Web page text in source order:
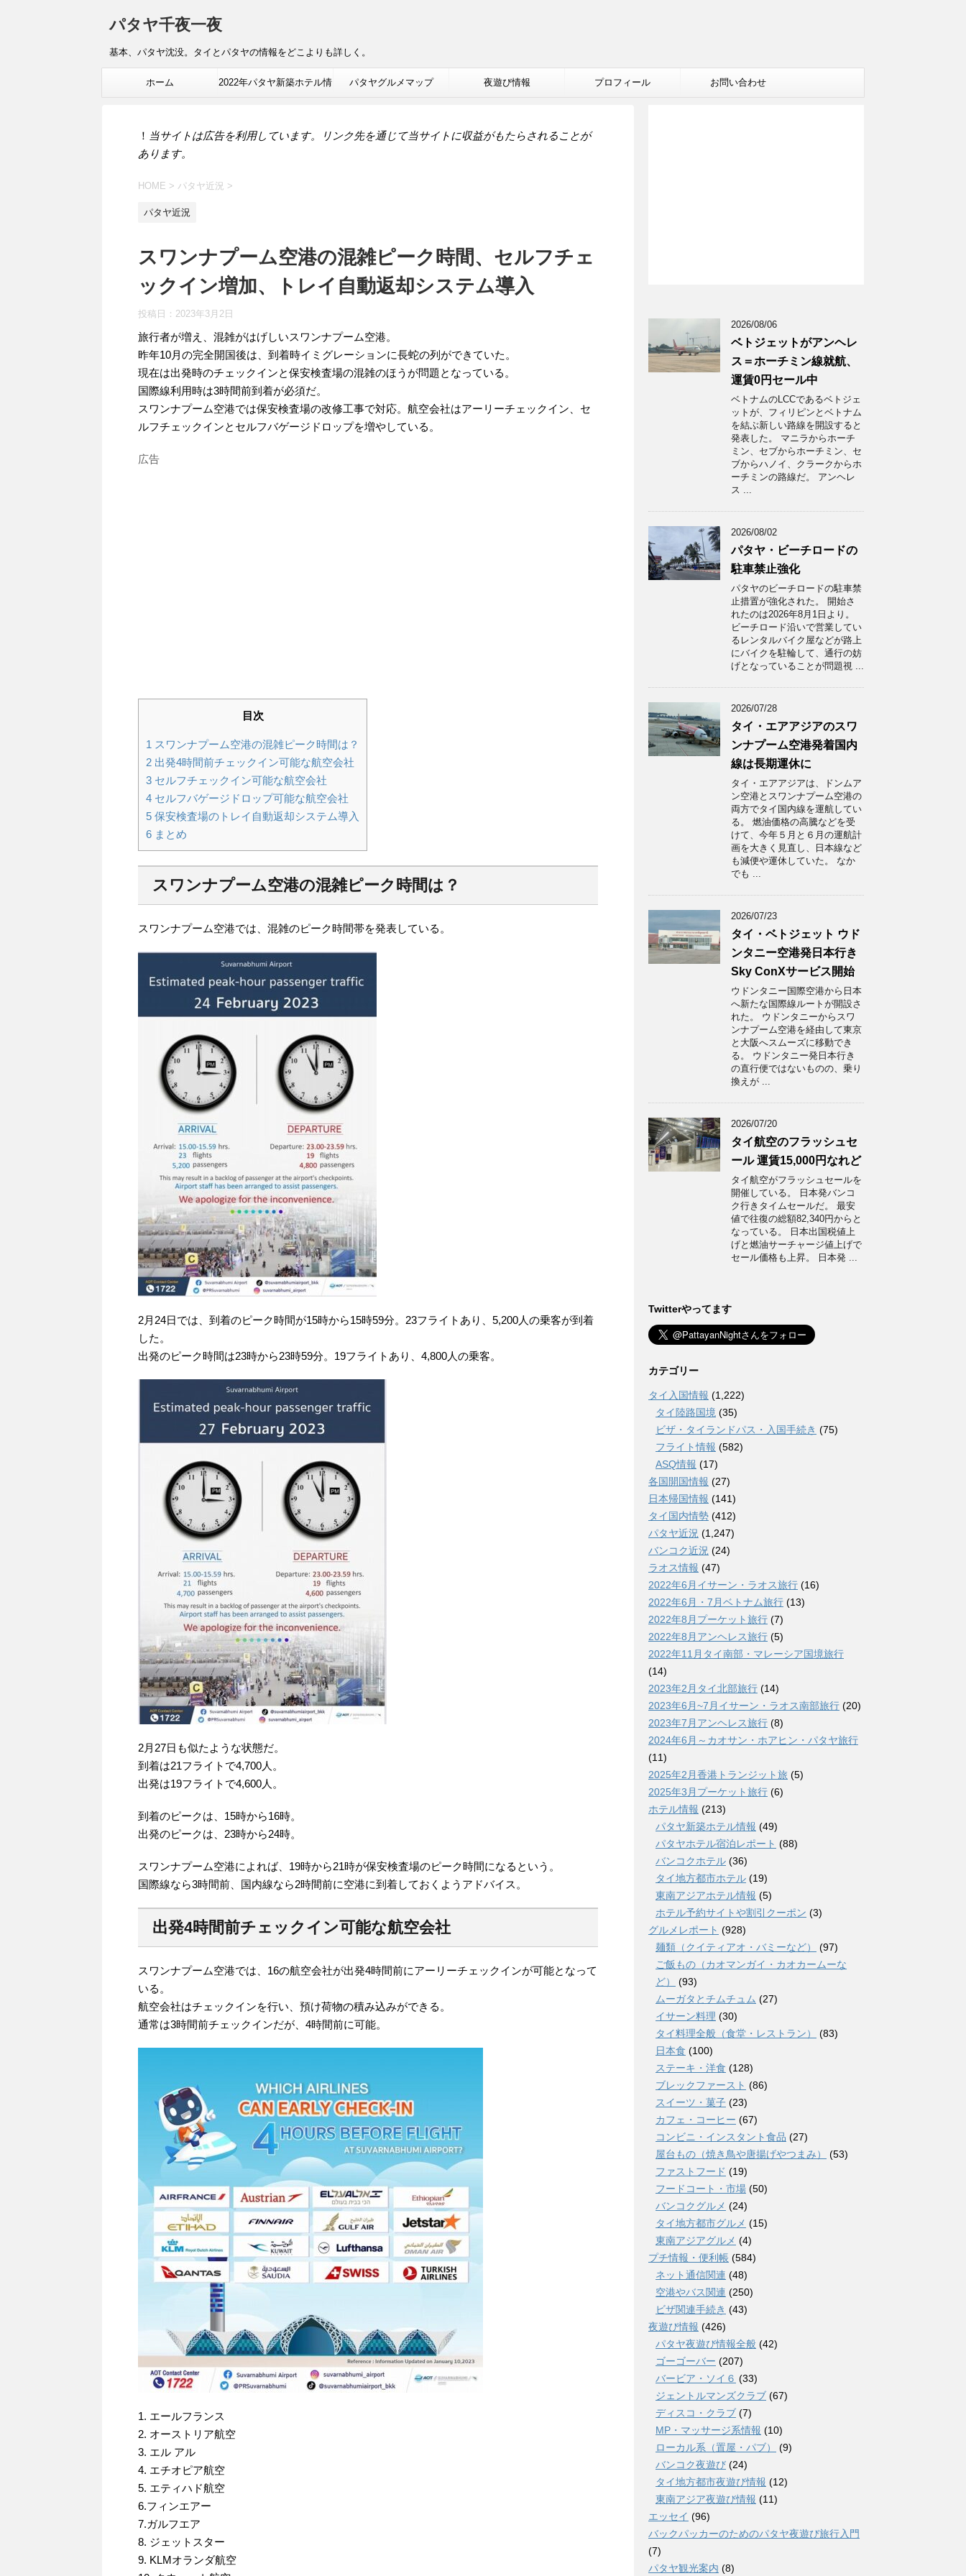
パタヤ千夜一夜
基本、パタヤ沈没。タイとパタヤの情報をどこよりも詳しく。
ホーム 2022年パタヤ新築ホテル情 パタヤグルメマップ 夜遊び情報 プロフィール お問い合わせ
！ 当サイトは広告を利用しています。リンク先を通じて当サイトに収益がもたらされることが
あります。
HOME > パタヤ近況 >
パタヤ近況
スワンナプーム空港の混雑ピーク時間、セルフチェ
ックイン増加、トレイ自動返却システム導入
投稿日： 2023年3月2日
旅行者が増え、混雑がはげしいスワンナプーム空港。
昨年10月の完全開国後は、到着時イミグレーションに長蛇の列ができていた。
現在は出発時のチェックインと保安検査場の混雑のほうが問題となっている。
国際線利用時は3時間前到着が必須だ。
スワンナプーム空港では保安検査場の改修工事で対応。航空会社はアーリーチェックイン、セ
ルフチェックインとセルフバゲージドロップを増やしている。
広告
目次
1 スワンナプーム空港の混雑ピーク時間は？
2 出発4時間前チェックイン可能な航空会社
3 セルフチェックイン可能な航空会社
4 セルフバゲージドロップ可能な航空会社
5 保安検査場のトレイ自動返却システム導入
6 まとめ
スワンナプーム空港の混雑ピーク時間は？
スワンナプーム空港では、混雑のピーク時間帯を発表している。
2月24日では、到着のピーク時間が15時から15時59分。23フライトあり、5,200人の乗客が到着
した。
出発のピーク時間は23時から23時59分。19フライトあり、4,800人の乗客。
2月27日も似たような状態だ。
到着は21フライトで4,700人。
出発は19フライトで4,600人。
到着のピークは、15時から16時。
出発のピークは、23時から24時。
スワンナプーム空港によれば、19時から21時が保安検査場のピーク時間になるという。
国際線なら3時間前、国内線なら2時間前に空港に到着しておくようアドバイス。
出発4時間前チェックイン可能な航空会社
スワンナプーム空港では、16の航空会社が出発4時間前にアーリーチェックインが可能となって
いる。
航空会社はチェックインを行い、預け荷物の積み込みができる。
通常は3時間前チェックインだが、4時間前に可能。
1. エールフランス
2. オーストリア航空
3. エル アル
4. エチオピア航空
5. エティハド航空
6.フィンエアー
7.ガルフエア
8. ジェットスター
9. KLMオランダ航空
2026/08/06
ベトジェットがアンヘレ
ス＝ホーチミン線就航、
運賃0円セール中
ベトナムのLCCであるベトジェ
ットが、フィリピンとベトナム
を結ぶ新しい路線を開設すると
発表した。 マニラからホーチ
ミン、セブからホーチミン、セ
ブからハノイ、クラークからホ
ーチミンの路線だ。 アンヘレ
ス ...
2026/08/02
パタヤ・ビーチロードの
駐車禁止強化
パタヤのビーチロードの駐車禁
止措置が強化された。 開始さ
れたのは2026年8月1日より。
ビーチロード沿いで営業してい
るレンタルバイク屋などが路上
にバイクを駐輪して、通行の妨
げとなっていることが問題視 ...
2026/07/28
タイ・エアアジアのスワ
ンナプーム空港発着国内
線は長期運休に
タイ・エアアジアは、ドンムア
ン空港とスワンナプーム空港の
両方でタイ国内線を運航してい
る。 燃油価格の高騰などを受
けて、今年５月と６月の運航計
画を大きく見直し、日本線など
も減便や運休していた。 なか
でも ...
2026/07/23
タイ・ベトジェット ウド
ンタニー空港発日本行き
Sky ConXサービス開始
ウドンタニー国際空港から日本
へ新たな国際線ルートが開設さ
れた。 ウドンタニーからスワ
ンナプーム空港を経由して東京
と大阪へスムーズに移動でき
る。 ウドンタニー発日本行き
の直行便ではないものの、乗り
換えが ...
2026/07/20
タイ航空のフラッシュセ
ール 運賃15,000円なれど
タイ航空がフラッシュセールを
開催している。 日本発バンコ
ク行きタイムセールだ。 最安
値で往復の総額82,340円からと
なっている。 日本出国税値上
げと燃油サーチャージ値上げで
セール価格も上昇。 日本発 ...
Twitterやってます
カテゴリー
タイ入国情報 (1,222)
タイ陸路国境 (35)
ビザ・タイランドパス・入国手続き (75)
フライト情報 (582)
ASQ情報 (17)
各国開国情報 (27)
日本帰国情報 (141)
タイ国内情勢 (412)
パタヤ近況 (1,247)
バンコク近況 (24)
ラオス情報 (47)
2022年6月イサーン・ラオス旅行 (16)
2022年6月・7月ベトナム旅行 (13)
2022年8月プーケット旅行 (7)
2022年8月アンヘレス旅行 (5)
2022年11月タイ南部・マレーシア国境旅行
(14)
2023年2月タイ北部旅行 (14)
2023年6月~7月イサーン・ラオス南部旅行 (20)
2023年7月アンヘレス旅行 (8)
2024年6月～カオサン・ホアヒン・パタヤ旅行
(11)
2025年2月香港トランジット旅 (5)
2025年3月プーケット旅行 (6)
ホテル情報 (213)
パタヤ新築ホテル情報 (49)
パタヤホテル宿泊レポート (88)
バンコクホテル (36)
タイ地方都市ホテル (19)
東南アジアホテル情報 (5)
ホテル予約サイトや割引クーポン (3)
グルメレポート (928)
麺類（クイティアオ・バミーなど）
(97)
ご飯もの（カオマンガイ・カオカームーな
ど）
(93)
ムーガタとチムチュム (27)
イサーン料理 (30)
タイ料理全般（食堂・レストラン）
(83)
日本食 (100)
ステーキ・洋食 (128)
ブレックファースト (86)
スイーツ・菓子 (23)
カフェ・コーヒー (67)
コンビニ・インスタント食品 (27)
屋台もの（焼き鳥や唐揚げやつまみ）
(53)
ファストフード (19)
フードコート・市場 (50)
バンコクグルメ (24)
タイ地方都市グルメ (15)
東南アジアグルメ (4)
プチ情報・便利帳 (584)
ネット通信関連 (48)
空港やバス関連 (250)
ビザ関連手続き (43)
夜遊び情報 (426)
パタヤ夜遊び情報全般 (42)
ゴーゴーバー (207)
バービア・ソイ６ (33)
ジェントルマンズクラブ (67)
ディスコ・クラブ (7)
MP・マッサージ系情報 (10)
ローカル系（置屋・パブ）
(9)
バンコク夜遊び (24)
タイ地方都市夜遊び情報 (12)
東南アジア夜遊び情報 (11)
エッセイ (96)
バックパッカーのためのパタヤ夜遊び旅行入門
(7)
パタヤ観光案内 (8)